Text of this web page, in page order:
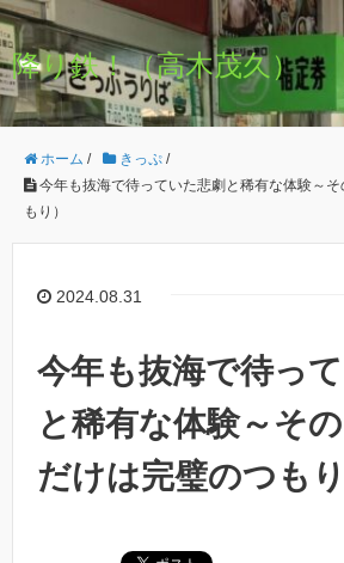
降り鉄！（高木茂久）
ホーム / きっぷ /
今年も抜海で待っていた悲劇と稀有な体験～
もり）
2024.08.31
今年も抜海で待っ
と稀有な体験～そ
だけは完璧のつもり